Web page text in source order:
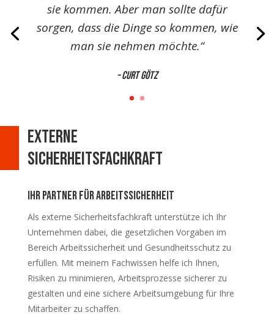
sie kommen. Aber man sollte dafür
sorgen, dass die Dinge so kommen, wie
man sie nehmen möchte.“
– Curt Götz
externe
sicherheitsfachkraft
Ihr Partner für Arbeitssicherheit
Als externe Sicherheitsfachkraft unterstütze ich Ihr
Unternehmen dabei, die gesetzlichen Vorgaben im
Bereich Arbeitssicherheit und Gesundheitsschutz zu
erfüllen. Mit meinem Fachwissen helfe ich Ihnen,
Risiken zu minimieren, Arbeitsprozesse sicherer zu
gestalten und eine sichere Arbeitsumgebung für Ihre
Mitarbeiter zu schaffen.